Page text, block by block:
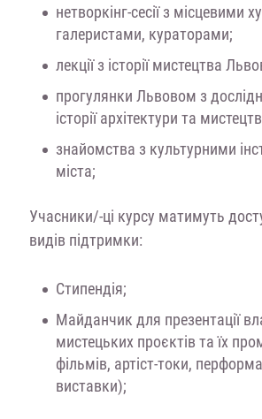
нетворкінг-сесії з місцевими
галеристами, кураторами;
лекції з історії мистецтва
прогулянки Львовом з
історії архітектури та
знайомства з культурними
міста;
Учасники/-ці курсу матимуть
видів підтримки:
Стипендія;
Майданчик для презентації
мистецьких проєктів та їх
фільмів, артіст-токи,
виставки);